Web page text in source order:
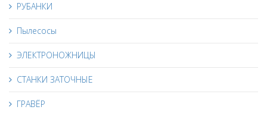
РУБАНКИ
Пылесосы
ЭЛЕКТРОНОЖНИЦЫ
СТАНКИ ЗАТОЧНЫЕ
ГРАВЁР